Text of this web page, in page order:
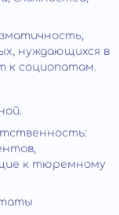
нуждающихся в
к социопатам.
к тюремному